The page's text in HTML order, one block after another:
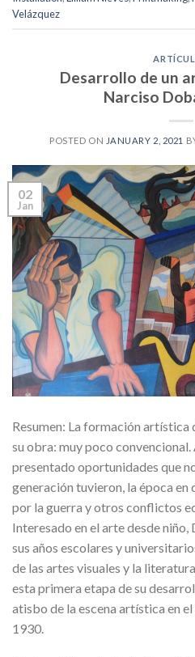
Velázquez
Desarrollo de un
Narciso
POSTED ON JANUARY 2, 2021
02
Jan
Resumen: La formación
su obra: muy poco convencional.
presentado oportunidades que
generación tuvieron, la época en
por la guerra y otros conflictos
Interesado en el arte desde
sus años escolares y
de las artes visuales y la
esta primera etapa de su
atisbo de la escena artística en
1930.